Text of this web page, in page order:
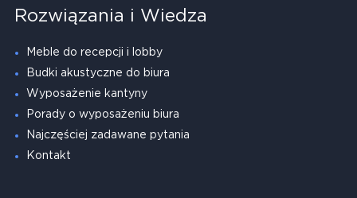
Rozwiązania i Wiedza
Meble do recepcji i lobby
Budki akustyczne do biura
Wyposażenie kantyny
Porady o wyposażeniu biura
Najczęściej zadawane pytania
Kontakt